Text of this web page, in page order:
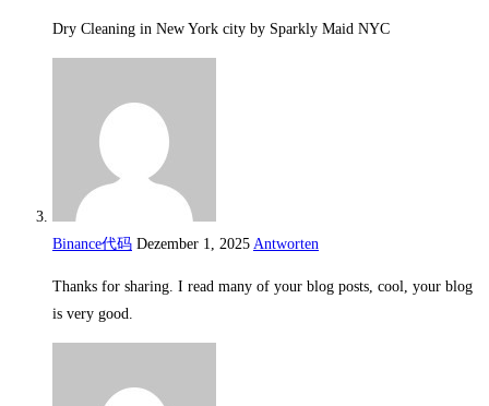
Dry Cleaning in New York city by Sparkly Maid NYC
Binance代码 Dezember 1, 2025 Antworten
Thanks for sharing. I read many of your blog posts, cool, your blog
is very good.